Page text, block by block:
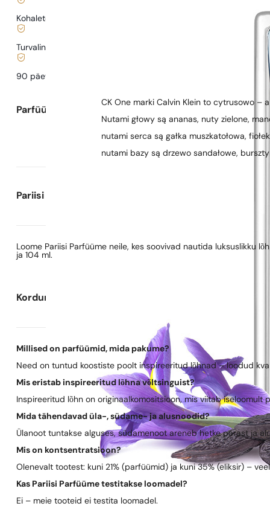
Kohaletoimetamine alates
Turvaline ostlemine ja maksed
90 päeva
Parfüümi kirjeldus
CK One marki Calvin Klein to cytrusowo –
Nutami głowy są ananas, nuty zielone,
nutami serca są gałka muszkatołowa,
nutami bazy są drzewo sandałowe,
Pariisi Parfüümide kohta
Loome Pariisi Parfüüme neile, kes soovivad nautida luksuslikku
ja 104 ml.
Korduma kippuvad küsimused
Millised on parfüümid, mida pakume?
Need on tuntud koostiste poolt inspireeritud lõhnad – loodud
Mis eristab inspireeritud lõhna võltsinguist?
Inspireeritud lõhn on originaalkomositsioon, mis viitab
Mida tähendavad üla-, südame- ja alusnoodid?
Ülanoot tuntakse alguses, südamenoot areneb hetke pärast ja
Mis on kontsentratsioon?
Olenevalt tootest: kuni 21% (parfüümid) ja kuni 35% (eliksir) –
Kas Pariisi Parfüüme testitakse loomadel?
Ei – meie tooteid ei testita loomadel.